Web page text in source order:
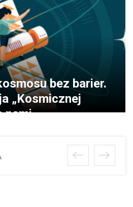
bez barier.
„Kosmicznej
nami